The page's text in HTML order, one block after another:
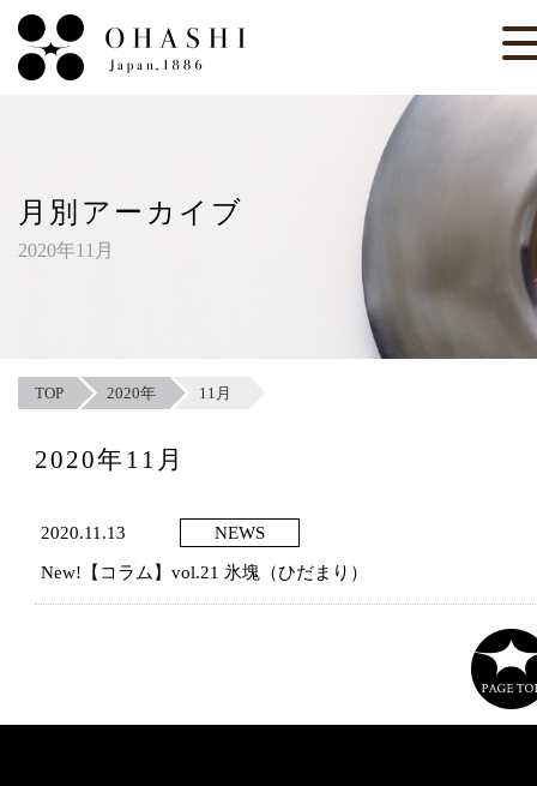
月別アーカイブ
2020年11月
TOP 2020年 11月
2020年11月
2020.11.13 NEWS
New!【コラム】vol.21 氷塊（ひだまり）